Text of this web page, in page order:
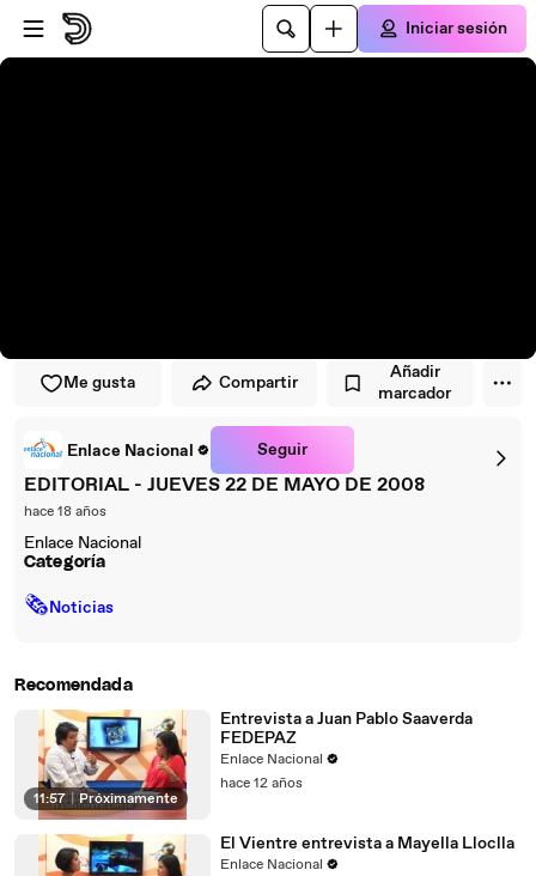
Saltar al reproductor
Saltar al contenido principal
Iniciar sesión
Me gusta Compartir
Añadir
marcador
Enlace Nacional Seguir
EDITORIAL - JUEVES 22 DE MAYO DE 2008
hace 18 años
Enlace Nacional
Categoría
🗞Noticias
Recomendada
11:57 | Próximamente
Entrevista a Juan Pablo Saaverda
FEDEPAZ
Enlace Nacional
hace 12 años
El Vientre entrevista a Mayella Lloclla
Enlace Nacional